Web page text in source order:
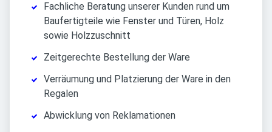
Fachliche Beratung unserer Kunden rund um
Baufertigteile wie Fenster und Türen, Holz
sowie Holzzuschnitt
Zeitgerechte Bestellung der Ware
Verräumung und Platzierung der Ware in den
Regalen
Abwicklung von Reklamationen